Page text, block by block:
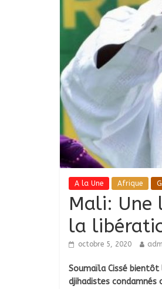
A la Une Afrique
Mali: Une
la
octobre 5, 2020
Soumaïla Cissé bientôt
djihadistes condamnés